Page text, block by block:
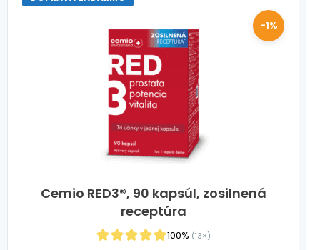
Cemio RED3®, 90 kapsúl, zosilnená
receptúra
100% (13×)
-1%